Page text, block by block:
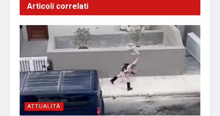
Articoli correlati
ATTUALITÀ